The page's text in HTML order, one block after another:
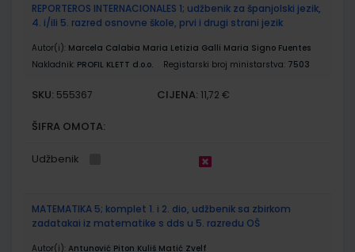
REPORTEROS INTERNACIONALES 1; udžbenik za španjolski jezik,
4. i/ili 5. razred osnovne škole, prvi i drugi strani jezik
Autor(i): Marcela Calabia Maria Letizia Galli Maria Signo Fuentes
Nakladnik: PROFIL KLETT d.o.o. Registarski broj ministarstva: 7503
SKU: 555367 CIJENA: 11,72 €
ŠIFRA OMOTA:
Udžbenik
MATEMATIKA 5; komplet 1. i 2. dio, udžbenik sa zbirkom
zadatakai iz matematike s dds u 5. razredu OŠ
Autor(i): Antunović Piton Kuliš Matić Zvelf